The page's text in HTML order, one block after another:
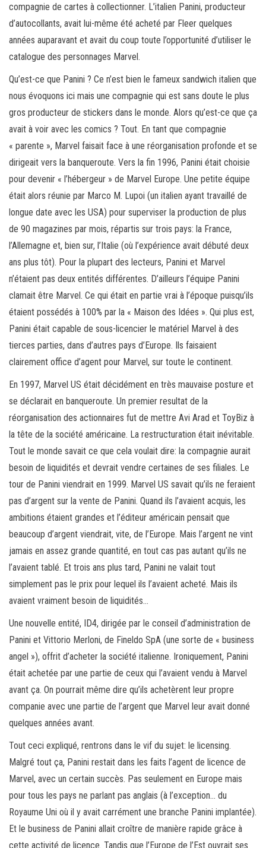
compagnie de cartes à collectionner. L’italien Panini, producteur
d’autocollants, avait lui-même été acheté par Fleer quelques
années auparavant et avait du coup toute l’opportunité d’utiliser le
catalogue des personnages Marvel.
Qu’est-ce que Panini ? Ce n’est bien le fameux sandwich italien que
nous évoquons ici mais une compagnie qui est sans doute le plus
gros producteur de stickers dans le monde. Alors qu’est-ce que ça
avait à voir avec les comics ? Tout. En tant que compagnie
« parente », Marvel faisait face à une réorganisation profonde et se
dirigeait vers la banqueroute. Vers la fin 1996, Panini était choisie
pour devenir « l’hébergeur » de Marvel Europe. Une petite équipe
était alors réunie par Marco M. Lupoi (un italien ayant travaillé de
longue date avec les USA) pour superviser la production de plus
de 90 magazines par mois, répartis sur trois pays: la France,
l’Allemagne et, bien sur, l’Italie (où l’expérience avait débuté deux
ans plus tôt). Pour la plupart des lecteurs, Panini et Marvel
n’étaient pas deux entités différentes. D’ailleurs l’équipe Panini
clamait être Marvel. Ce qui était en partie vrai à l’époque puisqu’ils
étaient possédés à 100% par la « Maison des Idées ». Qui plus est,
Panini était capable de sous-licencier le matériel Marvel à des
tierces parties, dans d’autres pays d’Europe. Ils faisaient
clairement office d’agent pour Marvel, sur toute le continent.
En 1997, Marvel US était décidément en très mauvaise posture et
se déclarait en banqueroute. Un premier resultat de la
réorganisation des actionnaires fut de mettre Avi Arad et ToyBiz à
la tête de la société américaine. La restructuration était inévitable.
Tout le monde savait ce que cela voulait dire: la compagnie aurait
besoin de liquidités et devrait vendre certaines de ses filiales. Le
tour de Panini viendrait en 1999. Marvel US savait qu’ils ne feraient
pas d’argent sur la vente de Panini. Quand ils l’avaient acquis, les
ambitions étaient grandes et l’éditeur américain pensait que
beaucoup d’argent viendrait, vite, de l’Europe. Mais l’argent ne vint
jamais en assez grande quantité, en tout cas pas autant qu’ils ne
l’avaient tablé. Et trois ans plus tard, Panini ne valait tout
simplement pas le prix pour lequel ils l’avaient acheté. Mais ils
avaient vraiment besoin de liquidités…
Une nouvelle entité, ID4, dirigée par le conseil d’administration de
Panini et Vittorio Merloni, de Fineldo SpA (une sorte de « business
angel »), offrit d’acheter la société italienne. Ironiquement, Panini
était achetée par une partie de ceux qui l’avaient vendu à Marvel
avant ça. On pourrait même dire qu’ils achetèrent leur propre
companie avec une partie de l’argent que Marvel leur avait donné
quelques années avant.
Tout ceci expliqué, rentrons dans le vif du sujet: le licensing.
Malgré tout ça, Panini restait dans les faits l’agent de licence de
Marvel, avec un certain succès. Pas seulement en Europe mais
pour tous les pays ne parlant pas anglais (à l’exception… du
Royaume Uni où il y avait carrément une branche Panini implantée).
Et le business de Panini allait croître de manière rapide grâce à
cette activité de licence. Tandis que l’Europe de l’Est ouvrait ses